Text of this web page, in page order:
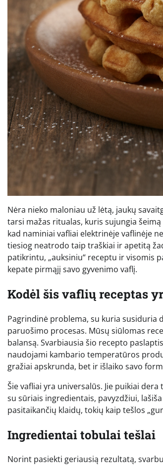
Nėra nieko maloniau už lėtą, jaukų
tarsi mažas ritualas, kuris sujungia
kad naminiai vafliai elektrinėje vaflinėje
tiesiog neatrodo taip traškiai ir apetitą
patikrintu, „auksiniu“ receptu ir visomis
kepate pirmąjį savo gyvenimo vaflį.
Kodėl šis vaflių receptas
Pagrindinė problema, su kuria susiduria
paruošimo procesas. Mūsų siūlomas
balansą. Svarbiausia šio recepto
naudojami kambario temperatūros
gražiai apskrunda, bet ir išlaiko savo
Šie vafliai yra universalūs. Jie puikiai
su sūriais ingredientais, pavyzdžiui,
pasitaikančių klaidų, tokių kaip tešlos
Ingredientai tobulai tešlai
Norint pasiekti geriausią rezultatą,